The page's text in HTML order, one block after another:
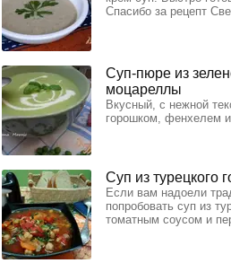
Спасибо за рецепт
Суп-пюре из
моцареллы
Вкусный, с нежной
горошком, фенхелем
Суп из турецкого
Если вам надоели
попробовать суп из
томатным соусом и